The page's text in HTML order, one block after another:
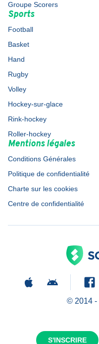
S'INSCRIRE
Groupe Scorers
Sports
Football
Basket
Hand
Rugby
Volley
Hockey-sur-glace
Rink-hockey
Roller-hockey
Mentions légales
Conditions Générales
Politique de confidentialité
Charte sur les cookies
Centre de confidentialité
© 2014 -